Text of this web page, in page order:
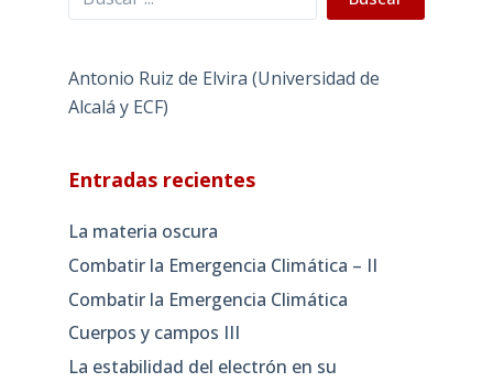
Antonio Ruiz de Elvira (Universidad de
Alcalá y ECF)
Entradas recientes
La materia oscura
Combatir la Emergencia Climática – II
Combatir la Emergencia Climática
Cuerpos y campos III
La estabilidad del electrón en su